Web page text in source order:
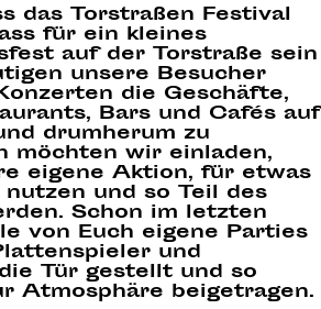
das Torstraßen Festival
für ein kleines
auf der Torstraße sein
unsere Besucher
die Geschäfte,
Bars und Cafés auf
drumherum zu
möchten wir einladen,
eigene Aktion, für etwas
und so Teil des
Schon im letzten
von Euch eigene Parties
und
Tür gestellt und so
Atmosphäre beigetragen.